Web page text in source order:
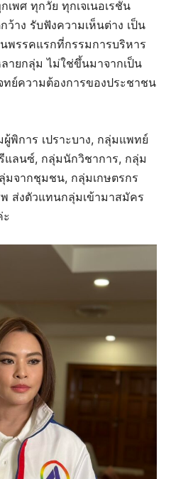
พศ ทุกวัย ทุกเจเนอเรชั่น
าง รับฟังความเห็นต่าง เป็น
พรรคแรกที่กรรมการบริหาร
ายกลุ่ม ไม่ใช่ขึ้นมาจากเป็น
ทย์ความต้องการของประชาชน
พิการ เปราะบาง, กลุ่มแพทย์
แลนซ์, กลุ่มนักวิชาการ, กลุ่ม
มจากชุมชน, กลุ่มเกษตรกร
ส่งตัวแทนกลุ่มเข้ามาสมัคร